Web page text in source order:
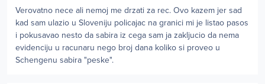
Verovatno nece ali nemoj me drzati za rec. Ovo kazem jer sad
kad sam ulazio u Sloveniju policajac na granici mi je listao pasos
i pokusavao nesto da sabira iz cega sam ja zakljucio da nema
evidenciju u racunaru nego broj dana koliko si proveo u
Schengenu sabira "peske".